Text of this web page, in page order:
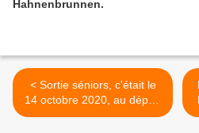
Hahnenbrunnen.
< Sortie séniors, c'était le
14 octobre 2020, au départ
de Hohrodberg.